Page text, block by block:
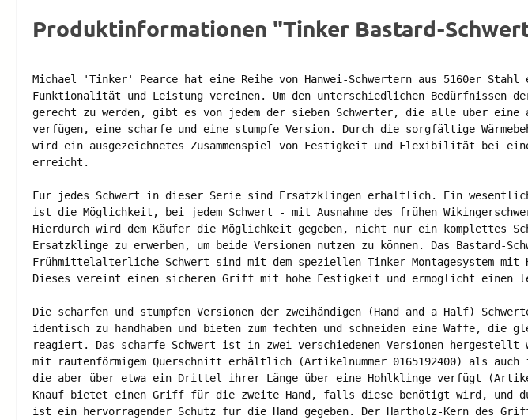
Produktinformationen "Tinker Bastard-
Michael 'Tinker' Pearce hat eine Reihe von Hanwei-Schwertern aus 5160er
Funktionalität und Leistung vereinen. Um den unterschiedlichen Bedürfnissen
gerecht zu werden, gibt es von jedem der sieben Schwerter, die alle über eine
verfügen, eine scharfe und eine stumpfe Version. Durch die sorgfältige
wird ein ausgezeichnetes Zusammenspiel von Festigkeit und Flexibilität bei
erreicht.
Für jedes Schwert in dieser Serie sind Ersatzklingen erhältlich. Ein
ist die Möglichkeit, bei jedem Schwert - mit Ausnahme des frühen
Hierdurch wird dem Käufer die Möglichkeit gegeben, nicht nur ein komplettes
Ersatzklinge zu erwerben, um beide Versionen nutzen zu können. Das Bastard-
Frühmittelalterliche Schwert sind mit dem speziellen Tinker-Montagesystem mit
Dieses vereint einen sicheren Griff mit hohe Festigkeit und ermöglicht einen
Die scharfen und stumpfen Versionen der zweihändigen (Hand and a Half)
identisch zu handhaben und bieten zum fechten und schneiden eine Waffe, die
reagiert. Das scharfe Schwert ist in zwei verschiedenen Versionen
mit rautenförmigem Querschnitt erhältlich (Artikelnummer 0165192400) als
die aber über etwa ein Drittel ihrer Länge über eine Hohlklinge verfügt
Knauf bietet einen Griff für die zweite Hand, falls diese benötigt wird, und
ist ein hervorragender Schutz für die Hand gegeben. Der Hartholz-Kern des